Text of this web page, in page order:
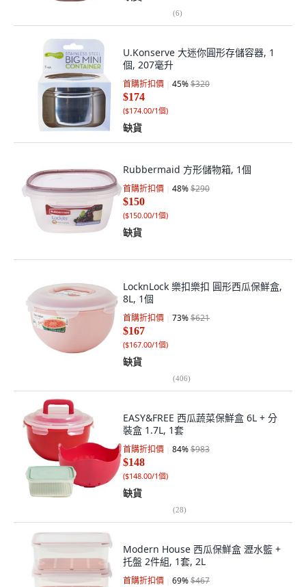
(6)
U.Konserve 大迷你圓形存儲容器, 1
個, 207毫升
首購折扣價 45%$320
$174
($174.00/1個)
缺貨
Rubbermaid 方形儲物箱, 1個
首購折扣價 48%$290
$150
($150.00/1個)
缺貨
LocknLock 樂扣樂扣 圓形西瓜保鮮盒,
8L, 1個
首購折扣價 73%$621
$167
($167.00/1個)
缺貨
(406)
EASY&FREE 西瓜蔬菜保鮮盒 6L + 分
裝盒 1.7L, 1套
首購折扣價 84%$983
$148
($148.00/1個)
缺貨
(28)
Modern House 西瓜保鮮盒 瀝水籃 +
托盤 2件組, 1套, 2L
首購折扣價 69%$467